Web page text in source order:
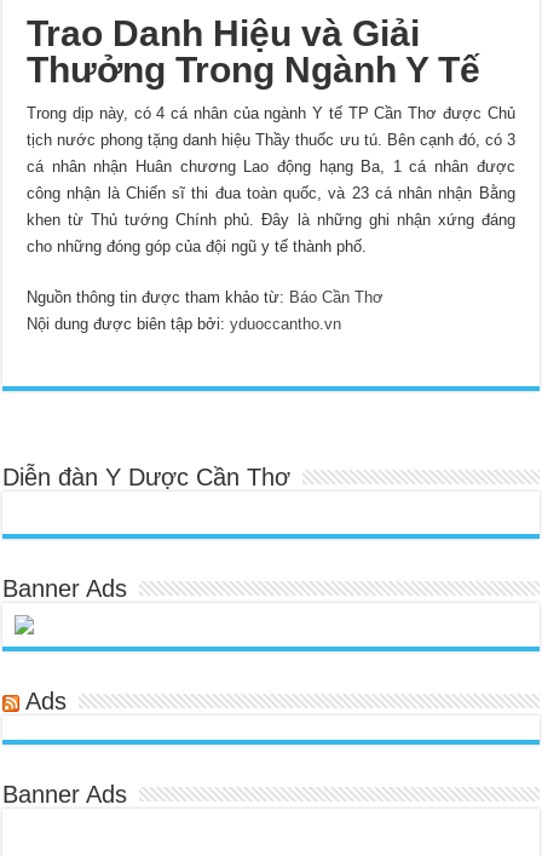
Trao Danh Hiệu và Giải
Thưởng Trong Ngành Y Tế
Trong dịp này, có 4 cá nhân của ngành Y tế TP Cần Thơ được Chủ
tịch nước phong tặng danh hiệu Thầy thuốc ưu tú. Bên cạnh đó, có 3
cá nhân nhận Huân chương Lao động hạng Ba, 1 cá nhân được
công nhận là Chiến sĩ thi đua toàn quốc, và 23 cá nhân nhận Bằng
khen từ Thủ tướng Chính phủ. Đây là những ghi nhận xứng đáng
cho những đóng góp của đội ngũ y tế thành phố.
Nguồn thông tin được tham khảo từ: Báo Cần Thơ
Nội dung được biên tập bởi:yduoccantho.vn
Diễn đàn Y Dược Cần Thơ
Banner Ads
Ads
Banner Ads